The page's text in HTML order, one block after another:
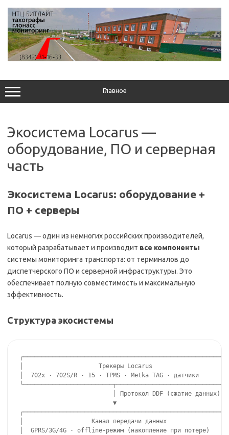
содержимому
Главное
Экосистема Locarus —
оборудование, ПО и серверная
часть
Экосистема Locarus: оборудование +
ПО + серверы
Locarus — один из немногих российских производителей,
который разрабатывает и производит все компоненты
системы мониторинга транспорта: от терминалов до
диспетчерского ПО и серверной инфраструктуры. Это
обеспечивает полную совместимость и максимальную
эффективность.
Структура экосистемы
│                     Трекеры Locarus
│  702x · 702S/R · 15 · TPMS · Metka TAG · датчики
                          │ Протокол DDF (сжатие данных)
                          ▼
│                   Канал передачи данных
│  GPRS/3G/4G · offline-режим (накопление при потере)